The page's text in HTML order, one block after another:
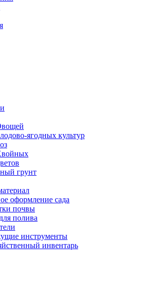
ягодных культур
грунт
оформление сада
почвы
полива
инструменты
инвентарь